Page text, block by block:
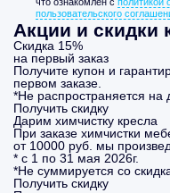
пользовательского
Акции и скидки
Скидка 15%
на первый заказ
Получите купон и
первом заказе.
*Не распространяется на
Получить скидку
Дарим химчистку кресла
При заказе химчистки
от 10000 руб. мы
* с 1 по 31 мая 2026г.
*Не суммируется со
Получить скидку